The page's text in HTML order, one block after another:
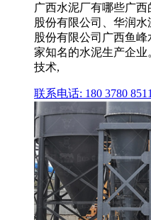
广西水泥厂有哪些广
股份有限公司、华润
股份有限公司广西鱼
家知名的水泥生产企
技术,
联系电话: 180 3780 8511